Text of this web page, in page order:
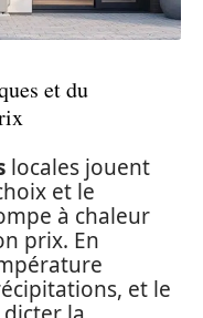
et du
locales jouent
et le
à chaleur
prix. En
et le